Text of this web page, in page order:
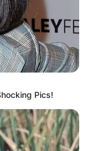
Pics!